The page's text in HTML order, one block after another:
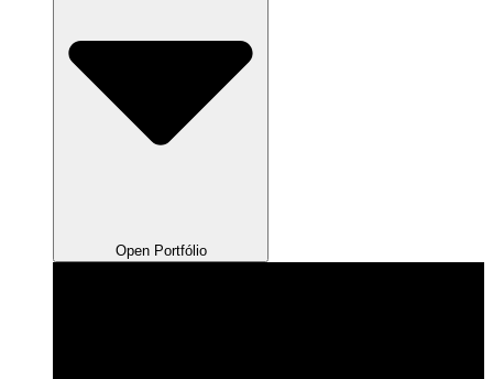
Open Portfólio